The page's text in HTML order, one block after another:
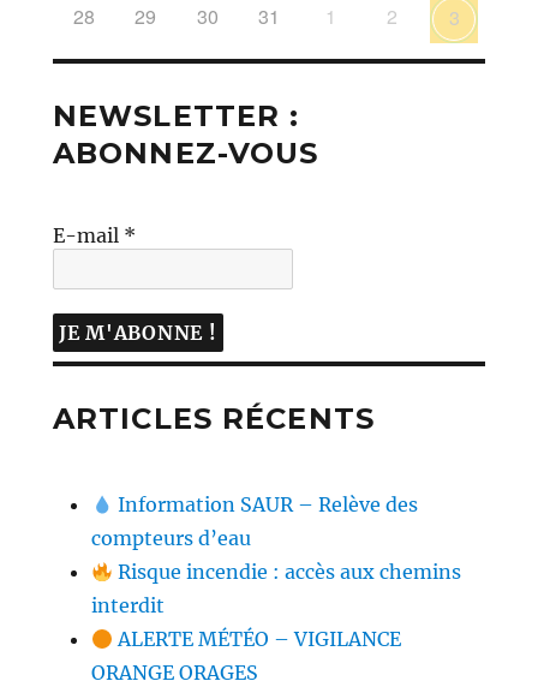
28 29 30 31 1 2 3
NEWSLETTER :
ABONNEZ-VOUS
E-mail *
ARTICLES RÉCENTS
Information SAUR – Relève des
compteurs d’eau
Risque incendie : accès aux chemins
interdit
ALERTE MÉTÉO – VIGILANCE
ORANGE ORAGES